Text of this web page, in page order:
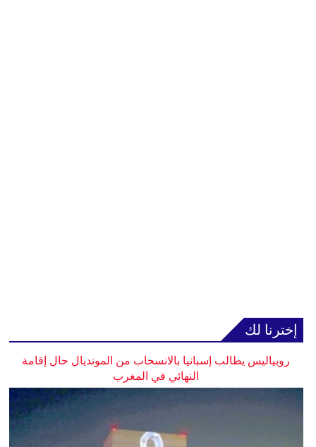
إخترنا لك
روبياليس يطالب إسبانيا بالانسحاب من المونديال حال إقامة
النهائي في المغرب